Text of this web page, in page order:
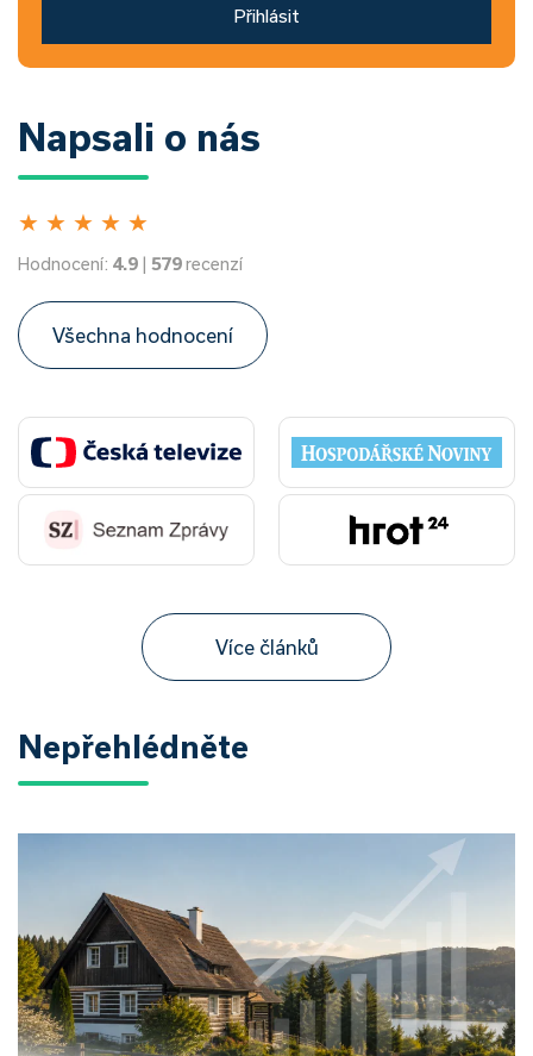
Přihlásit
Napsali o nás
★ ★ ★ ★ ★
Hodnocení: 4.9 | 579recenzí
Všechna hodnocení
Více článků
Nepřehlédněte